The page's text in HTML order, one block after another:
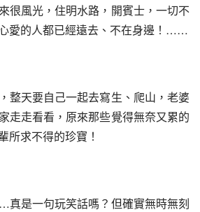
很風光，住明水路，開賓士，一切不
愛的人都已經遠去、不在身邊！……
整天要自己一起去寫生、爬山，老婆
走走看看，原來那些覺得無奈又累的
所求不得的珍寶！
真是一句玩笑話嗎？但確實無時無刻